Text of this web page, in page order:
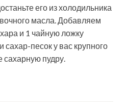
его из холодильника
масла. Добавляем
и 1 чайную ложку
сахар-песок у вас крупного
сахарную пудру.